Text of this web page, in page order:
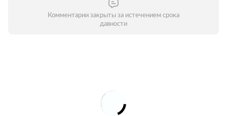
Комментарии закрыты за истечением срока
давности